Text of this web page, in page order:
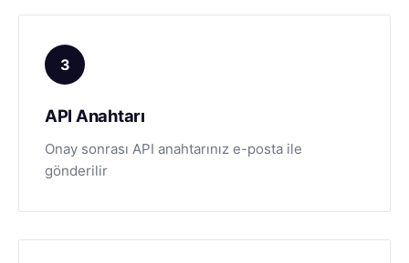
3
API Anahtarı
Onay sonrası API anahtarınız e-posta ile
gönderilir